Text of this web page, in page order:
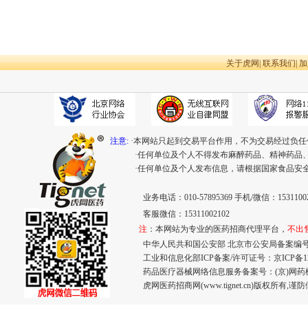
关于虎网|联系我们|
注意: ·本网站只起到交易平台作用，不为交易经过负
·任何单位及个人不得发布麻醉药品、精神药
·任何单位及个人发布信息，请根据国家食品
业务电话：010-57895369 手机/微信：
客服微信：15311002102
注 ：本网站为专业的医药招商代理平台， 不出
中华人民共和国公安部 北京市公安局备案编
工业和信息化部ICP备案/许可证号： 京ICP备
药品医疗器械网络信息服务备案号：(京)网药
虎网医药招商网(www.tignet.cn)版权所有,谨防